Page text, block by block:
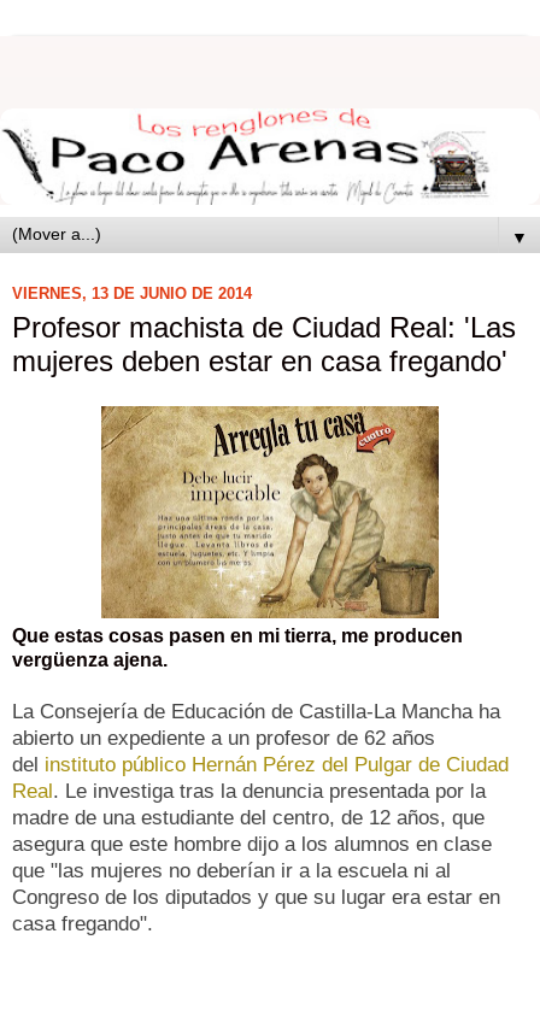
▼
VIERNES, 13 DE JUNIO DE 2014
Profesor machista de Ciudad Real: 'Las
mujeres deben estar en casa fregando'
Que estas cosas pasen en mi tierra, me producen
vergüenza ajena.
La Consejería de Educación de Castilla-La Mancha ha
abierto un expediente a un profesor de 62 años
del instituto público Hernán Pérez del Pulgar de Ciudad
Real . Le investiga tras la denuncia presentada por la
madre de una estudiante del centro, de 12 años, que
asegura que este hombre dijo a los alumnos en clase
que "las mujeres no deberían ir a la escuela ni al
Congreso de los diputados y que su lugar era estar en
casa fregando".